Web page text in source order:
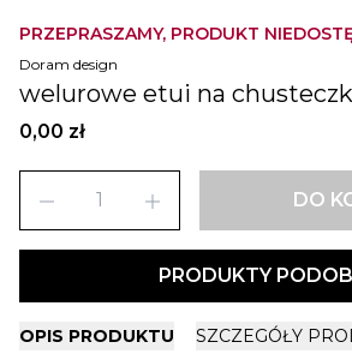
PRZEPRASZAMY, PRODUKT
Doram design
welurowe etui na
0,00 zł
remove add DO
PRODUKTY
OPIS PRODUKTU SZCZEGÓŁY